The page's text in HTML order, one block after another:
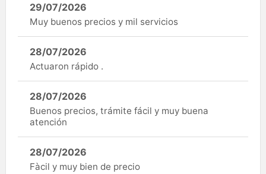
29/07/2026
Muy buenos precios y mil servicios
28/07/2026
Actuaron rápido .
28/07/2026
Buenos precios, trámite fácil y muy buena
atención
28/07/2026
Fàcil y muy bien de precio